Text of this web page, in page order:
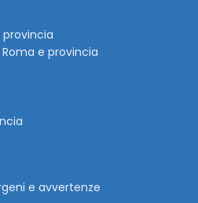
e provincia
e avvertenze